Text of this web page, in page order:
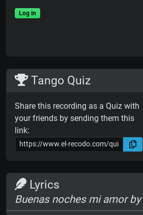
Log in
Tango Quiz
Share this recording as a Quiz with
your friends by sending them this
link:
Lyrics
Buenas noches mi amor by